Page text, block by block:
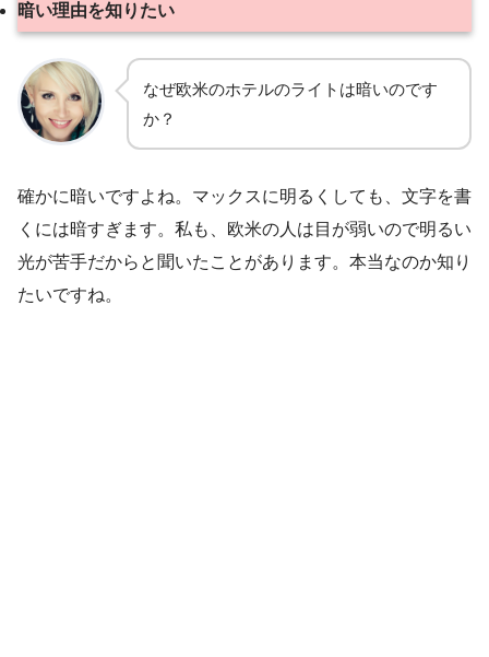
暗い理由を知りたい
なぜ欧米のホテルのライトは暗いのです
か？
確かに暗いですよね。マックスに明るくしても、文字を書
くには暗すぎます。私も、欧米の人は目が弱いので明るい
光が苦手だからと聞いたことがあります。本当なのか知り
たいですね。